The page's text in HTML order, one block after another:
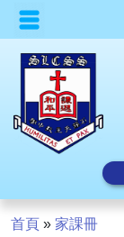
首頁 » 家課冊